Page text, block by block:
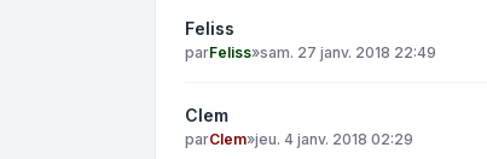
Feliss
parFeliss»sam. 27 janv. 2018 22:49
Clem
parClem»jeu. 4 janv. 2018 02:29